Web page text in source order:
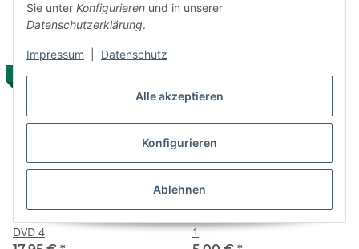
Alle akzeptieren
Konfigurieren
Ablehnen
Sie unter Konfigurieren und in unserer
Datenschutzerklärung.
Impressum Datenschutz
AUF LAGER
Danmachi - Familia Myth I -
DVD 4
AUF LAGER
Wish Upon the Pleiades DVD
1